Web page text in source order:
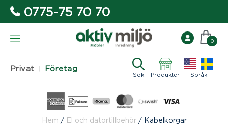
0775-75 70 70
Privat Företag
Sök Produkter Språk
0
Hem / El och datortillbehör/ Kabelkorgar